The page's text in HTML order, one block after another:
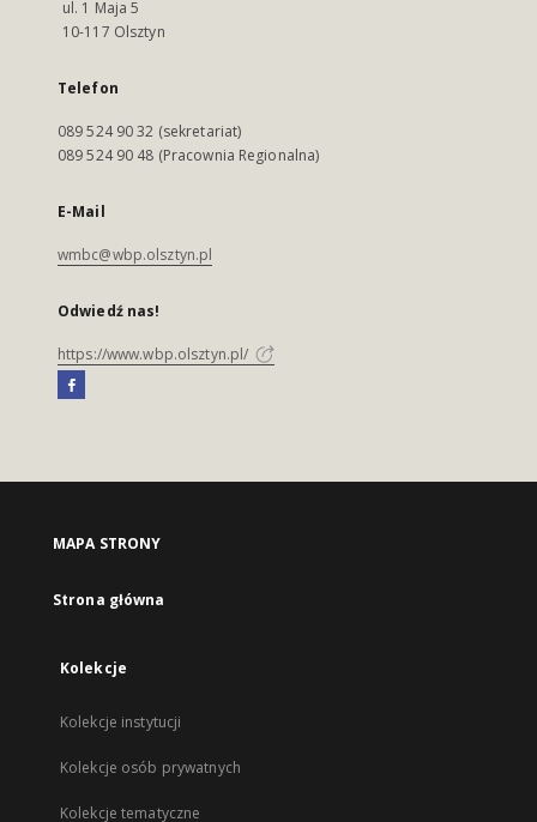
ul. 1 Maja 5
10-117 Olsztyn
Telefon
089 524 90 32 (sekretariat)
089 524 90 48 (Pracownia Regionalna)
E-Mail
wmbc@wbp.olsztyn.pl
Odwiedź nas!
https://www.wbp.olsztyn.pl/
MAPA STRONY
Strona główna
Kolekcje
Kolekcje instytucji
Kolekcje osób prywatnych
Kolekcje tematyczne